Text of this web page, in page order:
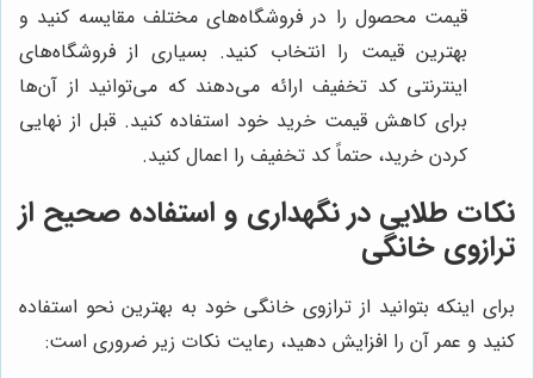
قیمت محصول را در فروشگاه‌های مختلف مقایسه کنید و
بهترین قیمت را انتخاب کنید. بسیاری از فروشگاه‌های
اینترنتی کد تخفیف ارائه می‌دهند که می‌توانید از آن‌ها
برای کاهش قیمت خرید خود استفاده کنید. قبل از نهایی
کردن خرید، حتماً کد تخفیف را اعمال کنید.
نکات طلایی در نگهداری و استفاده صحیح از
ترازوی خانگی
برای اینکه بتوانید از ترازوی خانگی خود به بهترین نحو استفاده
کنید و عمر آن را افزایش دهید، رعایت نکات زیر ضروری است: